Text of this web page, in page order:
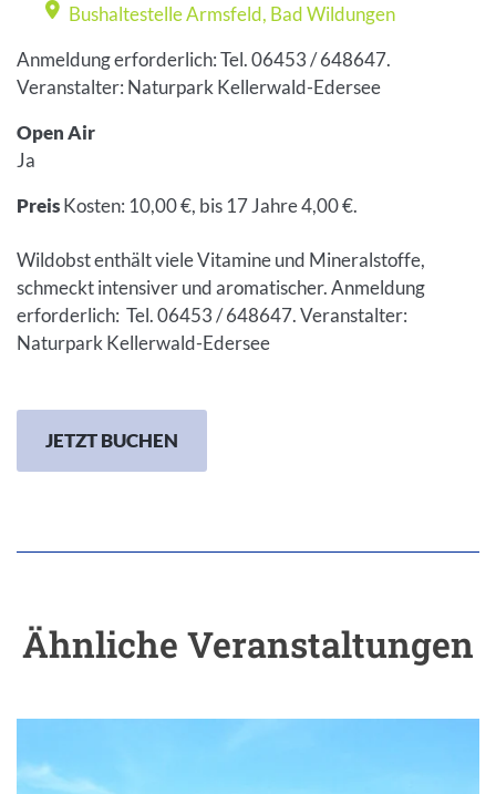
Veranstaltungsort
Bushaltestelle Armsfeld, Bad Wildungen
Anmeldung erforderlich: Tel. 06453 / 648647.
Veranstalter: Naturpark Kellerwald-Edersee
Open Air
Ja
PreisKosten: 10,00 €, bis 17 Jahre 4,00 €.
Wildobst enthält viele Vitamine und Mineralstoffe,
schmeckt intensiver und aromatischer. Anmeldung
erforderlich: Tel. 06453 / 648647. Veranstalter:
Naturpark Kellerwald-Edersee
JETZT BUCHEN
Ähnliche Veranstaltungen